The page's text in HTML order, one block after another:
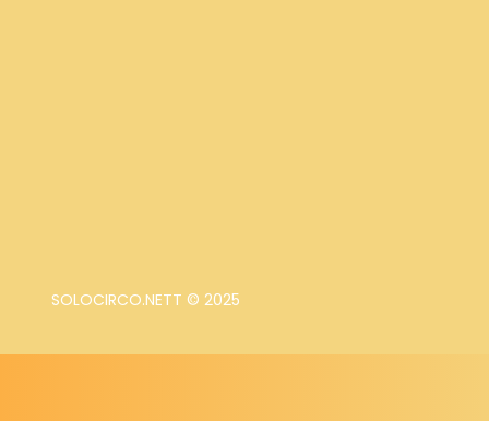
SOLOCIRCO.NETT © 2025